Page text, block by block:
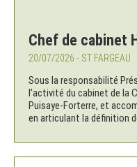
Chef de cabinet
20/07/2026 - ST FARGEAU
Sous la responsabilité
l’activité du cabinet de la
Puisaye-Forterre, et
en articulant la définition